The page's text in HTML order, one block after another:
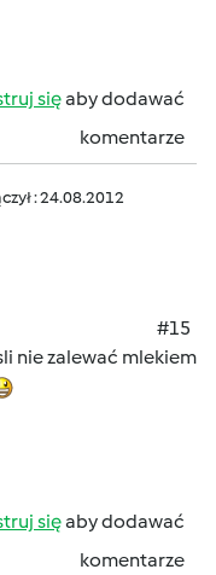
sięaby dodawać
komentarze
: 24.08.2012
#15
nie zalewać mlekiem
sięaby dodawać
komentarze